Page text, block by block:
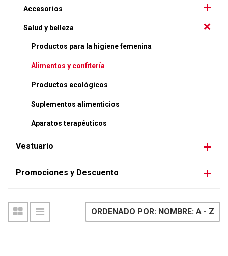
Accesorios
Salud y belleza
Productos para la higiene femenina
Alimentos y confitería
Productos ecológicos
Suplementos alimenticios
Aparatos terapéuticos
Vestuario
Promociones y Descuento
ORDENADO POR: NOMBRE: A - Z